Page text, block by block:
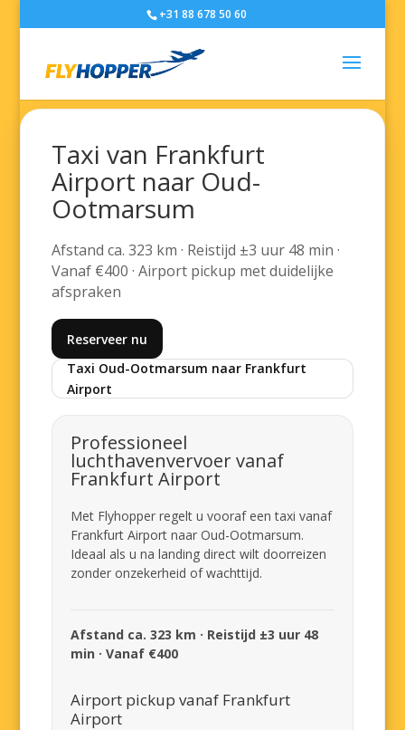
+31 88 678 50 60
Taxi van Frankfurt
Airport naar Oud-
Ootmarsum
Afstand ca. 323 km · Reistijd ±3 uur 48 min ·
Vanaf €400 · Airport pickup met duidelijke
afspraken
Reserveer nu
Taxi Oud-Ootmarsum naar Frankfurt
Airport
Professioneel
luchthavenvervoer vanaf
Frankfurt Airport
Met Flyhopper regelt u vooraf een taxi vanaf
Frankfurt Airport naar Oud-Ootmarsum.
Ideaal als u na landing direct wilt doorreizen
zonder onzekerheid of wachttijd.
Afstand ca. 323 km · Reistijd ±3 uur 48
min · Vanaf €400
Airport pickup vanaf Frankfurt
Airport